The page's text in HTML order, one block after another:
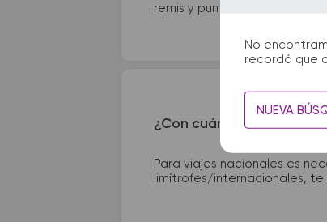
No
recordá que
NUEVA
remis y puntos de
¿Con cuánta
Para viajes nacionales es
limítrofes/internacionales,